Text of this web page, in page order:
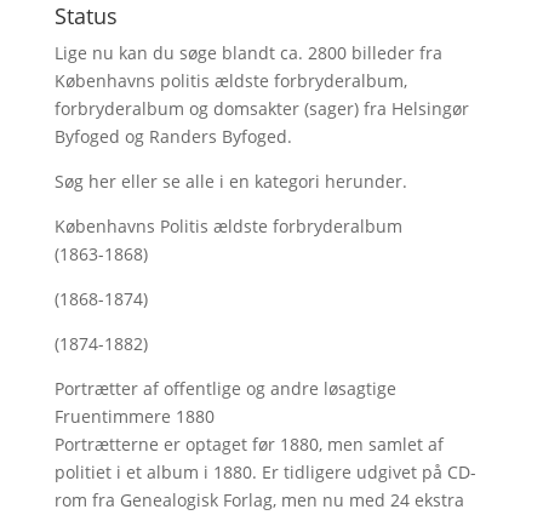
Status
Lige nu kan du søge blandt ca. 2800 billeder fra
Københavns politis ældste forbryderalbum,
forbryderalbum og domsakter (sager) fra Helsingør
Byfoged og Randers Byfoged.
Søg hereller se alle i en kategori herunder.
Københavns Politis ældste forbryderalbum
(1863-1868)
(1868-1874)
(1874-1882)
Portrætter af offentlige og andre løsagtige
Fruentimmere 1880
Portrætterne er optaget før 1880, men samlet af
politiet i et album i 1880. Er tidligere udgivet på CD-
rom fra Genealogisk Forlag, men nu med 24 ekstra